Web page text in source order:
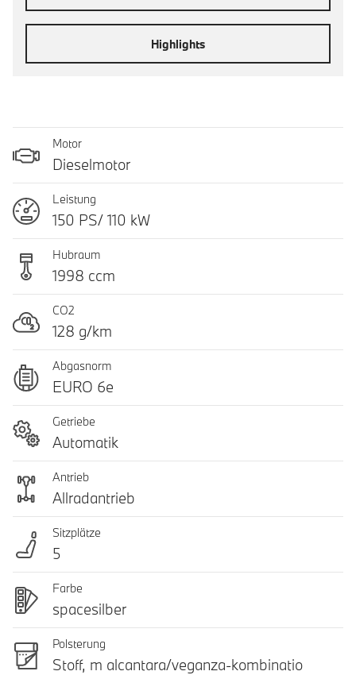
Highlights
Motor
Dieselmotor
Leistung
150 PS/ 110 kW
Hubraum
1998 ccm
CO2
128 g/km
Abgasnorm
EURO 6e
Getriebe
Automatik
Antrieb
Allradantrieb
Sitzplätze
5
Farbe
spacesilber
Polsterung
Stoff, m alcantara/veganza-kombinatio